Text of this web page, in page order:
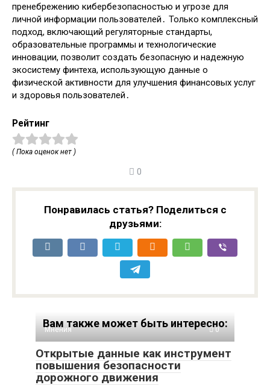
пренебрежению кибербезопасностью и угрозе для
личной информации пользователей․ Только комплексный
подход, включающий регуляторные стандарты,
образовательные программы и технологические
инновации, позволит создать безопасную и надежную
экосистему финтеха, использующую данные о
физической активности для улучшения финансовых услуг
и здоровья пользователей․
Рейтинг
( Пока оценок нет )
0
Понравилась статья? Поделиться с
друзьями:
Вам также может быть интересно:
Мнения 0
Открытые данные как инструмент
повышения безопасности
дорожного движения